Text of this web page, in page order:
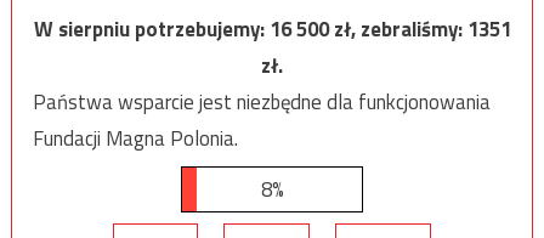
W sierpniu potrzebujemy:16 500zł, zebraliśmy:1351
zł.
Państwa wsparcie jest niezbędne dla funkcjonowania
Fundacji Magna Polonia.
8%